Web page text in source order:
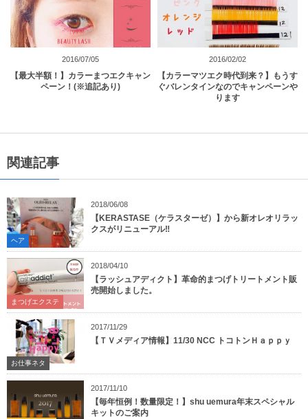
2016/07/05
【最大半額！】カラーまつエクキャン
ペーン！(※追記あり)
2016/02/02
【カラーマツエク時代到来？】もうす
ぐバレンタインなのでキャンペーンや
ります
関連記事
2018/06/08
ヘア
【KERASTASE（ケラスターゼ）】から新オレオリラッ
クスがリニューアル‼︎
2018/04/10
まつげエクステ
【ラッシュアディクト】革命的まつげトリートメント販
売開始しました。
2017/11/29
お仕事ネタ
【ＴＶメディア情報】11/30 NCC トコトンＨａｐｐｙ
2017/11/10
【毎年恒例！数量限定！】shu uemura年末スペシャル
キットのご案内